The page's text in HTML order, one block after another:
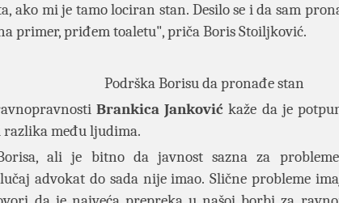
ako mi je tamo lociran stan. Desilo se i da sam
primer, priđem toaletu", priča Boris Stoiljković.
Podrška Borisu da pronađe stan
Brankica Janković kaže da je
među ljudima.
ali je bitno da javnost sazna za
advokat do sada nije imao. Slične probleme